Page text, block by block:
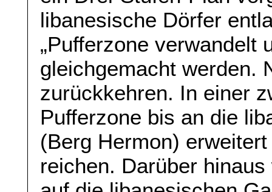
libanesische Dörfer
„Pufferzone verwandelt
gleichgemacht werden.
zurückkehren. In einer
Pufferzone bis an die
(Berg Hermon)
reichen. Darüber